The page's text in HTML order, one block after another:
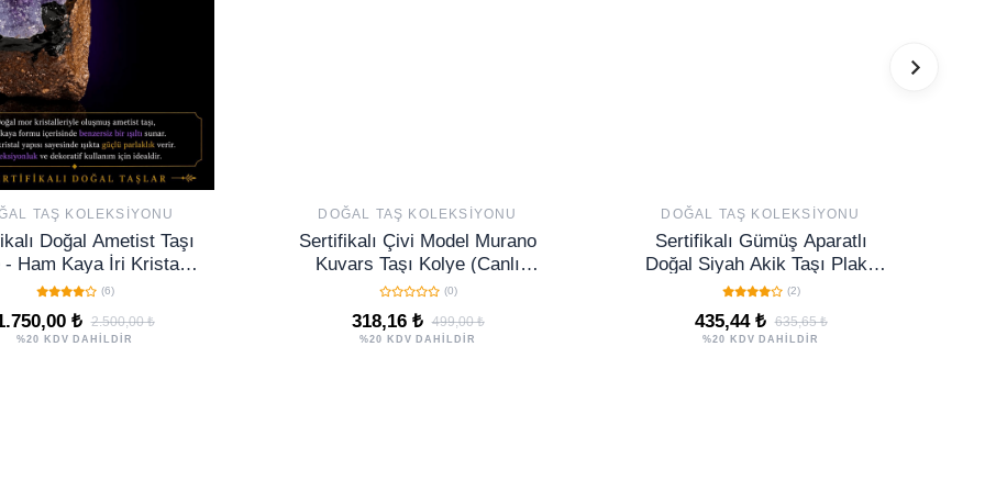
TAŞ KOLEKSIYONU
Doğal Ametist Taşı
- Ham Kaya İri Kristalli
Dekoratif NO34
(6)
₺ 2.500,00 ₺
%20 KDV DAHİLDİR
DOĞAL TAŞ KOLEKSIYONU
Sertifikalı Çivi Model Murano
Kuvars Taşı Kolye (Canlı
Renkli Sanat Desenli)
(0)
318,16 ₺ 499,00 ₺
%20 KDV DAHİLDİR
DOĞAL TAŞ KOLEKSIYONU
Sertifikalı Gümüş Aparatlı
Doğal Siyah Akik Taşı Plaka
Kolye (2)
435,44 ₺ 635,65 ₺
%20 KDV DAHİLDİR